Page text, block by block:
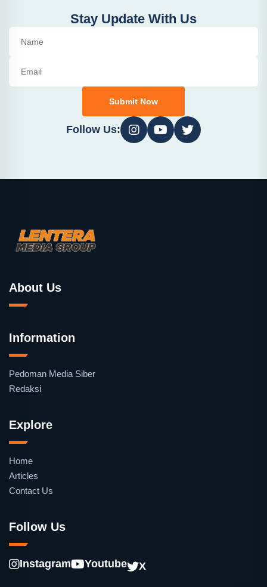
Stay Update With Us
Submit Now
Follow Us:
About Us
Information
Pedoman Media Siber
Redaksi
Explore
Home
Articles
Contact Us
Follow Us
Instagram Youtube X